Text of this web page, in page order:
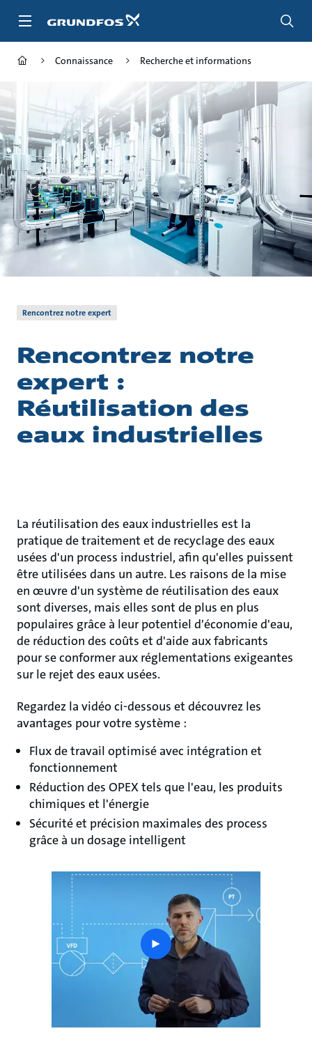
Connaissance Recherche et informations
Rencontrez notre expert
Rencontrez notre
expert :
Réutilisation des
eaux industrielles
La réutilisation des eaux industrielles est la
pratique de traitement et de recyclage des eaux
usées d'un process industriel, afin qu'elles puissent
être utilisées dans un autre. Les raisons de la mise
en œuvre d'un système de réutilisation des eaux
sont diverses, mais elles sont de plus en plus
populaires grâce à leur potentiel d'économie d'eau,
de réduction des coûts et d'aide aux fabricants
pour se conformer aux réglementations exigeantes
sur le rejet des eaux usées.
Regardez la vidéo ci-dessous et découvrez les
avantages pour votre système :
Flux de travail optimisé avec intégration et
fonctionnement
Réduction des OPEX tels que l'eau, les produits
chimiques et l'énergie
Sécurité et précision maximales des process
grâce à un dosage intelligent
play
button